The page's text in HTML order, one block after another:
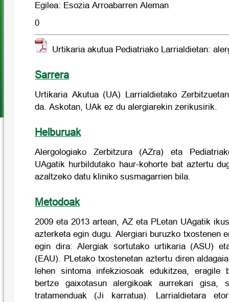
Egilea: Esozia Arroabarren Aleman
0
Urtikaria akutua Pediatriako Larrialdietan:
Sarrera
Urtikaria Akutua (UA) Larrialdietako
da. Askotan, UAk ez du alergiarekin zerikusirik.
Helburuak
Alergologiako Zerbitzura (AZra) eta
UAgatik hurbildutako haur-kohorte bat aztertu
azaltzeko datu kliniko susmagarrien bila.
Metodoak
2009 eta 2013 artean, AZ eta PLetan UAgatik
azterketa egin dugu. Alergiari buruzko txostenen
egin dira: Alergiak sortutako urtikaria (ASU)
(EAU). PLetako txostenetan aztertu diren
lehen sintoma infekziosoak edukitzea, eragile
bertze gaixotasun alergikoak aurrekari gisa,
tratamenduak (Ji karratua). Larrialdietara